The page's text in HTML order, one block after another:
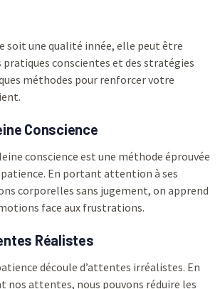
soit une qualité innée, elle peut être
pratiques conscientes et des stratégies
méthodes pour renforcer votre
Conscience
conscience est une méthode éprouvée
En portant attention à ses
corporelles sans jugement, on apprend
face aux frustrations.
Réalistes
découle d’attentes irréalistes. En
nos attentes, nous pouvons réduire les